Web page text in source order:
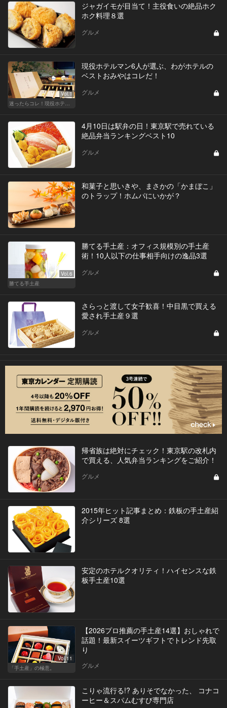
ジャガイモが目当て！主役食いの絶品ホク
ホク料理８選
グルメ
Vol.1
迷ったらコレ！現役ホテルマンが選ぶ、ウチのベストおみや
現役ホテルマン6人が選ぶ、わがホテルの
ベストおみやはコレだ！
グルメ
4月10日は駅弁の日！東京駅で売れている
絶品弁当ランキングベスト10
グルメ
和菓子と思いきや、まさかの「かまぼこ」
のトラップ！ホムパにいかが？
Vol.6
勝てる手土産
勝てる手土産：オフィス規模別の手土産
術！10人以下の仕事相手向けの逸品3選
グルメ
さらっと渡して女子歓喜！中目黒で買える
愛され手土産９選
グルメ
帰省族は絶対にチェック！東京駅の改札内
で買える、人気弁当ランキングをご紹介！
グルメ
2015年ヒット記事まとめ：鉄板の手土産紹
介シリーズ 8選
安定のホテルクオリティ！ハイセンスな鉄
板手土産10選
Vol.11
「手土産」の極意。
【2026プロ推薦の手土産14選】おしゃれで
話題！最新スイーツギフトでトレンド先取
り
グルメ
こりゃ流行る!? ありそでなかった、 コナコ
ーヒー＆スパムむすび専門店